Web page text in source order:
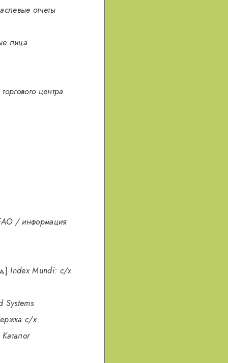
отчеты
лица
центра
/ информация
Index Mundi: с/х
Systems
с/х
Каталог